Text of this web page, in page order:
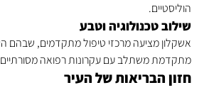
הוליסטיים.
שילוב טכנולוגיה וטבע
אשקלון מציעה מרכזי טיפול מתקדמים, שבהם
מתקדמת משתלב עם עקרונות רפואה
חזון הבריאות של העיר